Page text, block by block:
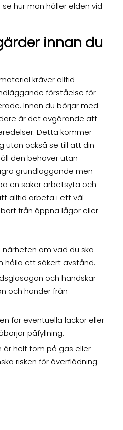
hur man håller elden vid
innan du
kräver alltid
förståelse för
Innan du börjar med
är det avgörande att
Detta kommer
utan också se till att din
den behöver utan
grundläggande men
en säker arbetsyta och
alltid arbeta i ett väl
från öppna lågor eller
om vad du ska
hålla ett säkert avstånd.
och handskar
och händer från
för eventuella läckor eller
påfyllning.
är helt tom på gas eller
risken för överflödning.